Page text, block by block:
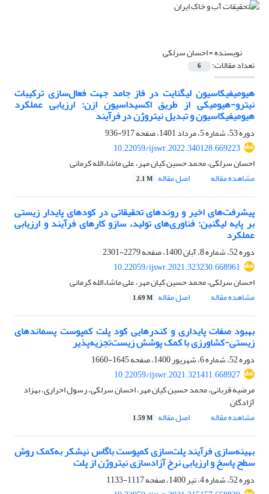
نویسنده =احسان سرلکی
تعداد مقالات: 6
هیومیفیکاسیون لیگنایت در فاز جامد جهت فعال‌سازی ترکیبات
نیترو-هیومیکی از طریق اکسیداسیون ازن: ارزیابی عملکرد
هیومیفیکاسیون و تبدیل نیتروژن در فرآیند
دوره 53، شماره 5، مرداد 1401، صفحه
917-936
10.22059/ijswr.2022.340128.669223
احسان سرلکی، محمد حسین کیان مهر، علی ماشاء‌الله کرمانی
مشاهده مقاله
اصل مقاله 2.1 M
پیشرفت‌های اخیر و روندهای تحقیقاتی در کودهای پایدار زیستی
بر پایه لیگنین: فناوری‌های تولید، سازو کارهای فرآیند و ارزیابی
عملکرد
دوره 52، شماره 8، آبان 1400، صفحه
2279-2301
10.22059/ijswr.2021.323230.668961
احسان سرلکی، محمد حسین کیان مهر، علی ماشاء‌الله کرمانی
مشاهده مقاله
اصل مقاله 1.69 M
بهبود صفات پایداری و کندرهایی کود پلت کمپوست پسماندهای
زیستی-کشاورزی با ‌کمک پوشش‌ زیست‌تجزیه‌پذیر
دوره 52، شماره 6، شهریور 1400، صفحه
1645-1660
10.22059/ijswr.2021.321411.668927
مرضیه قربانی، محمد حسین کیان مهر، احسان سرلکی، رسول احراری، بهزاد
آزادگان
مشاهده مقاله
اصل مقاله 1.59 M
بهینه‌سازی فرآیند پلت‌سازی کمپوست باگاس نیشکر به‌کمک روش
سطح پاسخ و ارزیابی نرخ آزادسازی نیتروژن از پلت
دوره 52، شماره 4، تیر 1400، صفحه
1117-1133